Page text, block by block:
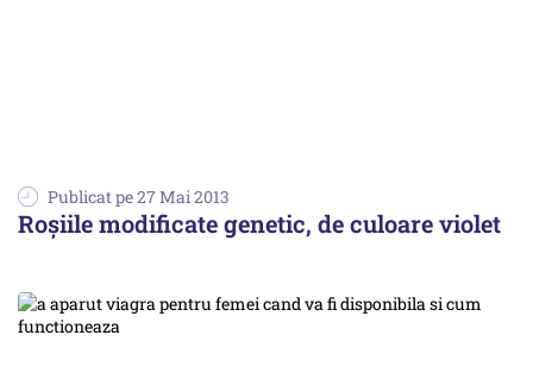
Publicat pe 27 Mai 2013
Roșiile modificate genetic, de culoare violet